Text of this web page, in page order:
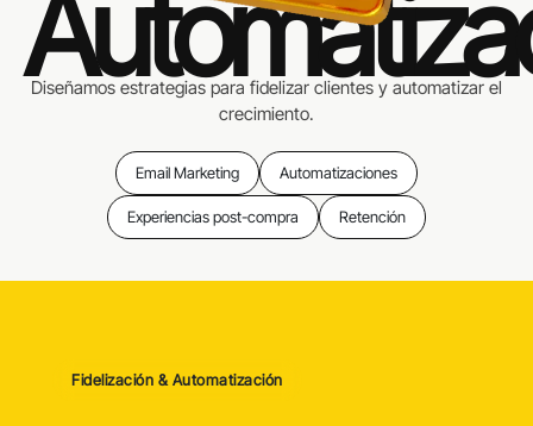
Diseñamos estrategias para fidelizar clientes y automatizar el
crecimiento.
Email Marketing Automatizaciones
Experiencias post-compra Retención
Fidelización & Automatización